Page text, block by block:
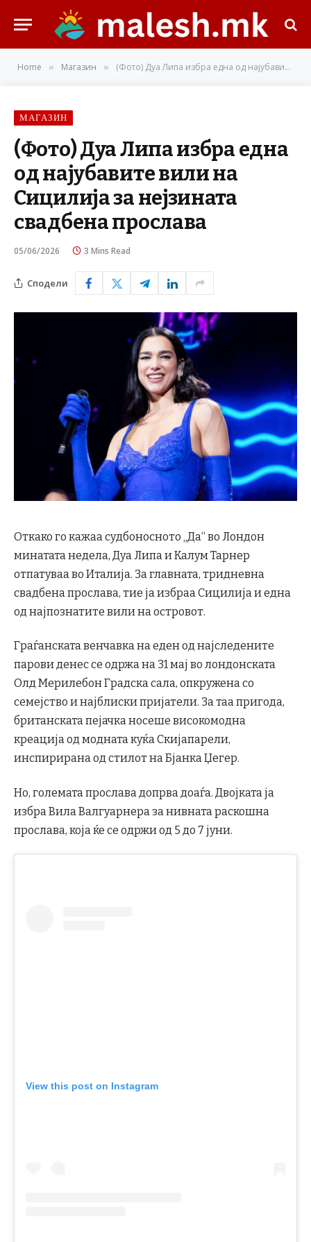
Home » Магазин » (Фото) Дуа Липа избра една од најубавите вили на Сицилија за нејзината свадбена прослава
МАГАЗИН
(Фото) Дуа Липа избра една
од најубавите вили на
Сицилија за нејзината
свадбена прослава
05/06/2026 3 Mins Read
Сподели
Откако го кажаа судбоносното „Да“ во Лондон
минатата недела, Дуа Липа и Калум Тарнер
отпатуваа во Италија. За главната, тридневна
свадбена прослава, тие ја избраа Сицилија и една
од најпознатите вили на островот.
Граѓанската венчавка на еден од најследените
парови денес се одржа на 31 мај во лондонската
Олд Мерилебон Градска сала, опкружена со
семејство и најблиски пријатели. За таа пригода,
британската пејачка носеше високомодна
креација од модната куќа Скијапарели,
инспирирана од стилот на Бјанка Џегер.
Но, големата прослава допрва доаѓа. Двојката ја
избра Вила Валгуарнера за нивната раскошна
прослава, која ќе се одржи од 5 до 7 јуни.
View this post on Instagram